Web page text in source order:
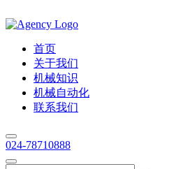
首页
关于我们
机械知识
机械自动化
联系我们
024-78710888